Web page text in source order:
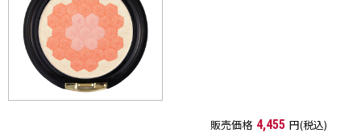
販売価格 4,455 円(税込)